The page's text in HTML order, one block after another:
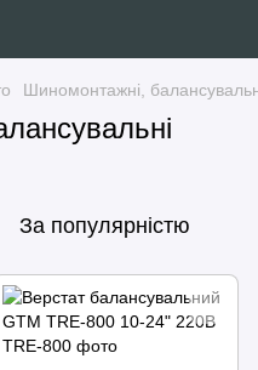
Шиномонтажні,
За популярністю